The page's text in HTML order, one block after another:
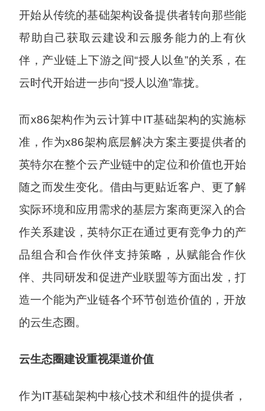
开始从传统的基础架构设备提供者转向那些能
帮助自己获取云建设和云服务能力的上有伙
伴，产业链上下游之间“授人以鱼”的关系，在
云时代开始进一步向“授人以渔”靠拢。
而x86架构作为云计算中IT基础架构的实施标
准，作为x86架构底层解决方案主要提供者的
英特尔在整个云产业链中的定位和价值也开始
随之而发生变化。借由与更贴近客户、更了解
实际环境和应用需求的基层方案商更深入的合
作关系建设，英特尔正在通过更有竞争力的产
品组合和合作伙伴支持策略，从赋能合作伙
伴、共同研发和促进产业联盟等方面出发，打
造一个能为产业链各个环节创造价值的，开放
的云生态圈。
云生态圈建设重视渠道价值
作为IT基础架构中核心技术和组件的提供者，